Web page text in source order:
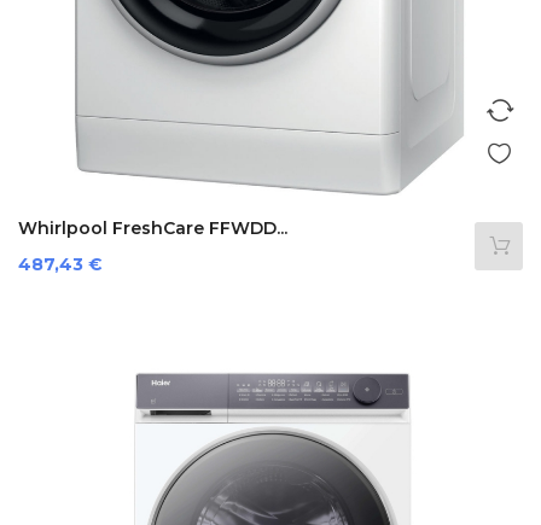
Whirlpool FreshCare FFWDD...
Preis
487,43 €